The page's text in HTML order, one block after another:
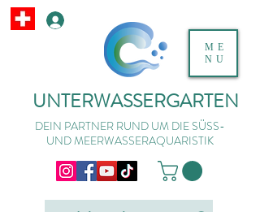
UNTERWASSERGARTEN
DEIN PARTNER RUND UM DIE SÜSS-
UND MEERWASSERAQUARISTIK
ME
NU